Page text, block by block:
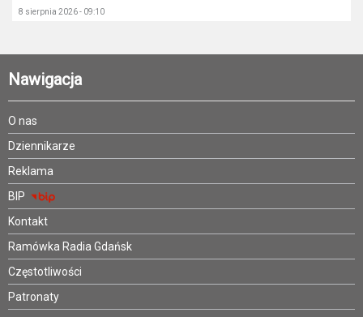
8 sierpnia 2026 - 09:10
Nawigacja
O nas
Dziennikarze
Reklama
BIP
Kontakt
Ramówka Radia Gdańsk
Częstotliwości
Patronaty